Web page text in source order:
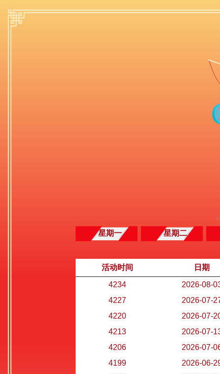
星期一 星期二
活动时间 日期
4234
2026-08-
4227
2026-07-
4220
2026-07-
4213
2026-07-
4206
2026-07-
4199
2026-06-